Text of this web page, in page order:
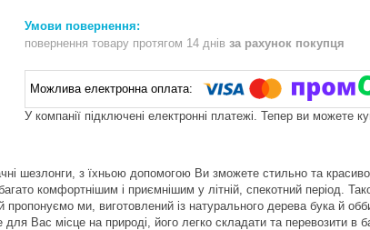
повернення товару протягом 14 днів за рахунок покупця
У компанії підключені електронні платежі. Тепер ви можете
шезлонги, з їхньою допомогою Ви зможете стильно та
комфортнішим і приємнішим у літній, спекотний період.
ми, виготовлений із натурального дерева бука й
для Вас місце на природі, його легко складати та перевозити